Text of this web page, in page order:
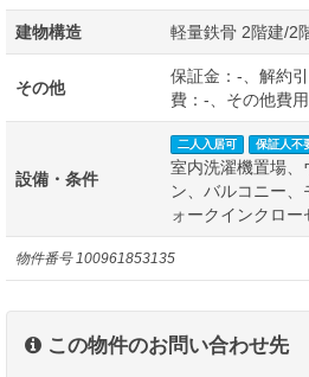
物件番号100961853135
建物構造 軽量鉄骨 2階建/2
その他
保証金：-、解約
費：-、その他費用
設備・条件
二人入居可 保証人不
室内洗濯機置場、
ン、バルコニー
ォークインクロー
この物件のお問い合わせ先